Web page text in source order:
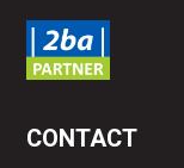
CONTACT